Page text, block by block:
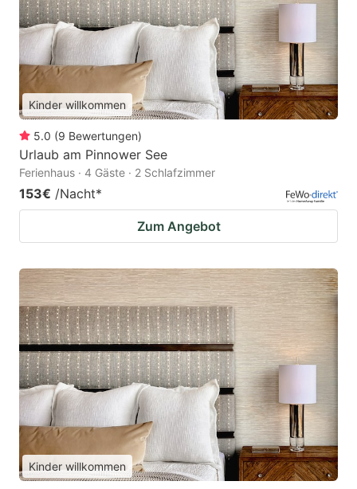
Kinder willkommen
5.0 (9 Bewertungen)
Urlaub am Pinnower See
Ferienhaus · 4 Gäste · 2 Schlafzimmer
153€ /Nacht*
Zum Angebot
Kinder willkommen